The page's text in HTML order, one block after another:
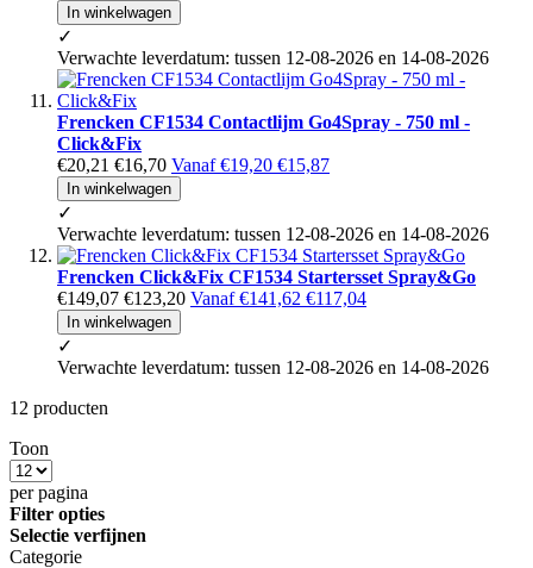
In winkelwagen
✓
Verwachte leverdatum: tussen 12-08-2026 en 14-08-2026
Frencken CF1534 Contactlijm Go4Spray - 750 ml -
Click&Fix
€20,21 €16,70 Vanaf €19,20 €15,87
In winkelwagen
✓
Verwachte leverdatum: tussen 12-08-2026 en 14-08-2026
Frencken Click&Fix CF1534 Startersset Spray&Go
€149,07 €123,20 Vanaf €141,62 €117,04
In winkelwagen
✓
Verwachte leverdatum: tussen 12-08-2026 en 14-08-2026
12 producten
Toon
per pagina
Filter opties
Selectie verfijnen
Categorie